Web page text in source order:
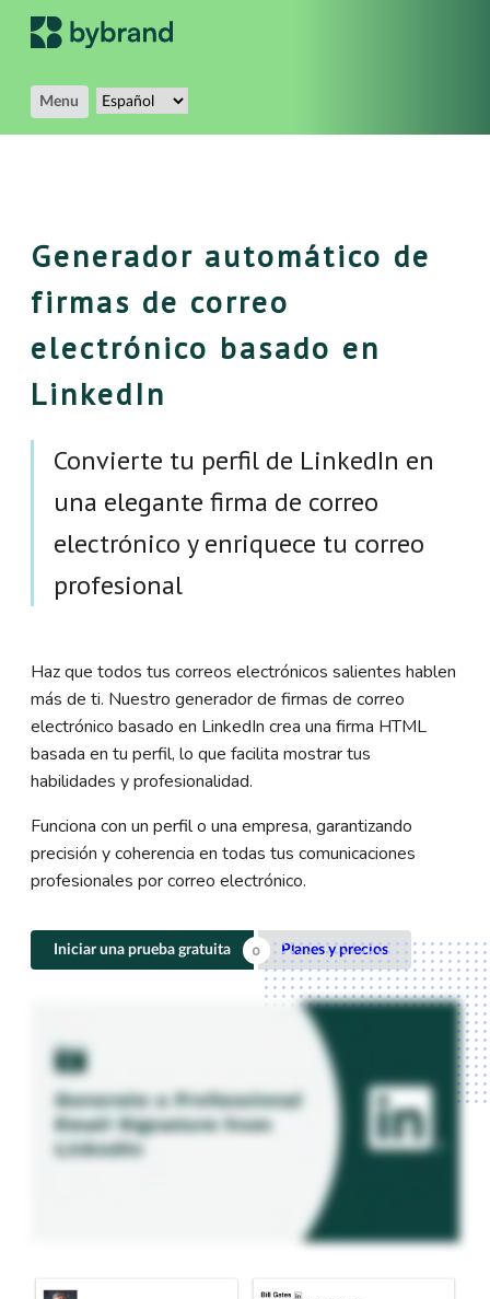
Menu
Generador automático de
firmas de correo
electrónico basado en
LinkedIn
Convierte tu perfil de LinkedIn en
una elegante firma de correo
electrónico y enriquece tu correo
profesional
Haz que todos tus correos electrónicos salientes hablen
más de ti. Nuestro generador de firmas de correo
electrónico basado en LinkedIn crea una firma HTML
basada en tu perfil, lo que facilita mostrar tus
habilidades y profesionalidad.
Funciona con un perfil o una empresa, garantizando
precisión y coherencia en todas tus comunicaciones
profesionales por correo electrónico.
Iniciar una prueba gratuita Planes y precios